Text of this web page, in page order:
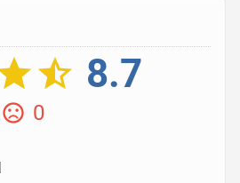
8.7
0